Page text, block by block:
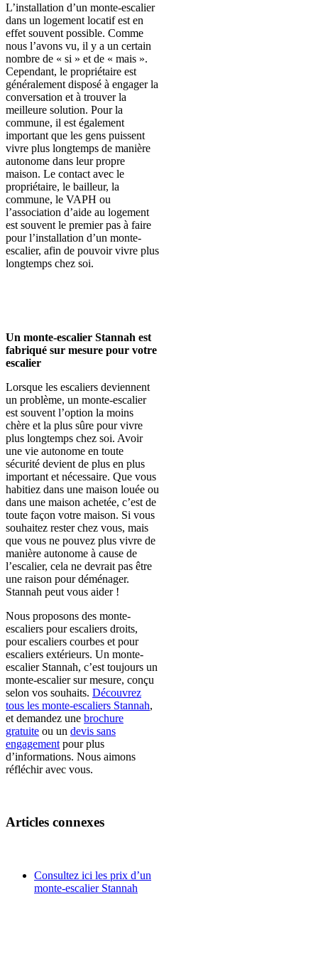
L’installation d’un monte-escalier
dans un logement locatif est en
effet souvent possible. Comme
nous l’avons vu, il y a un certain
nombre de « si » et de « mais ».
Cependant, le propriétaire est
généralement disposé à engager la
conversation et à trouver la
meilleure solution. Pour la
commune, il est également
important que les gens puissent
vivre plus longtemps de manière
autonome dans leur propre
maison. Le contact avec le
propriétaire, le bailleur, la
commune, le VAPH ou
l’association d’aide au logement
est souvent le premier pas à faire
pour l’installation d’un monte-
escalier, afin de pouvoir vivre plus
longtemps chez soi.
Un monte-escalier Stannah est
fabriqué sur mesure pour votre
escalier
Lorsque les escaliers deviennent
un problème, un monte-escalier
est souvent l’option la moins
chère et la plus sûre pour vivre
plus longtemps chez soi. Avoir
une vie autonome en toute
sécurité devient de plus en plus
important et nécessaire. Que vous
habitiez dans une maison louée ou
dans une maison achetée, c’est de
toute façon votre maison. Si vous
souhaitez rester chez vous, mais
que vous ne pouvez plus vivre de
manière autonome à cause de
l’escalier, cela ne devrait pas être
une raison pour déménager.
Stannah peut vous aider !
Nous proposons des monte-
escaliers pour escaliers droits,
pour escaliers courbes et pour
escaliers extérieurs. Un monte-
escalier Stannah, c’est toujours un
monte-escalier sur mesure, conçu
selon vos souhaits. Découvrez
tous les monte-escaliers Stannah,
et demandez une brochure
gratuite ou un devis sans
engagement pour plus
d’informations. Nous aimons
réfléchir avec vous.
Articles connexes
Consultez ici les prix d’un
monte-escalier Stannah